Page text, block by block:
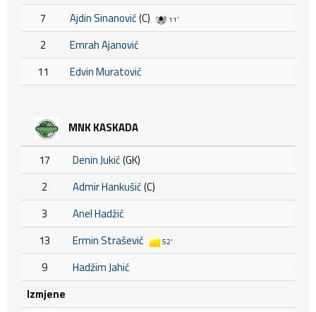
7 Ajdin Sinanović(C) 11'
2
Emrah Ajanović
11
Edvin Muratović
MNK KASKADA
17 Denin Jukić(GK)
2
Admir Hankušić(C)
3
Anel Hadžić
13
Ermin Strašević 52'
9
Hadžim Jahić
Izmjene